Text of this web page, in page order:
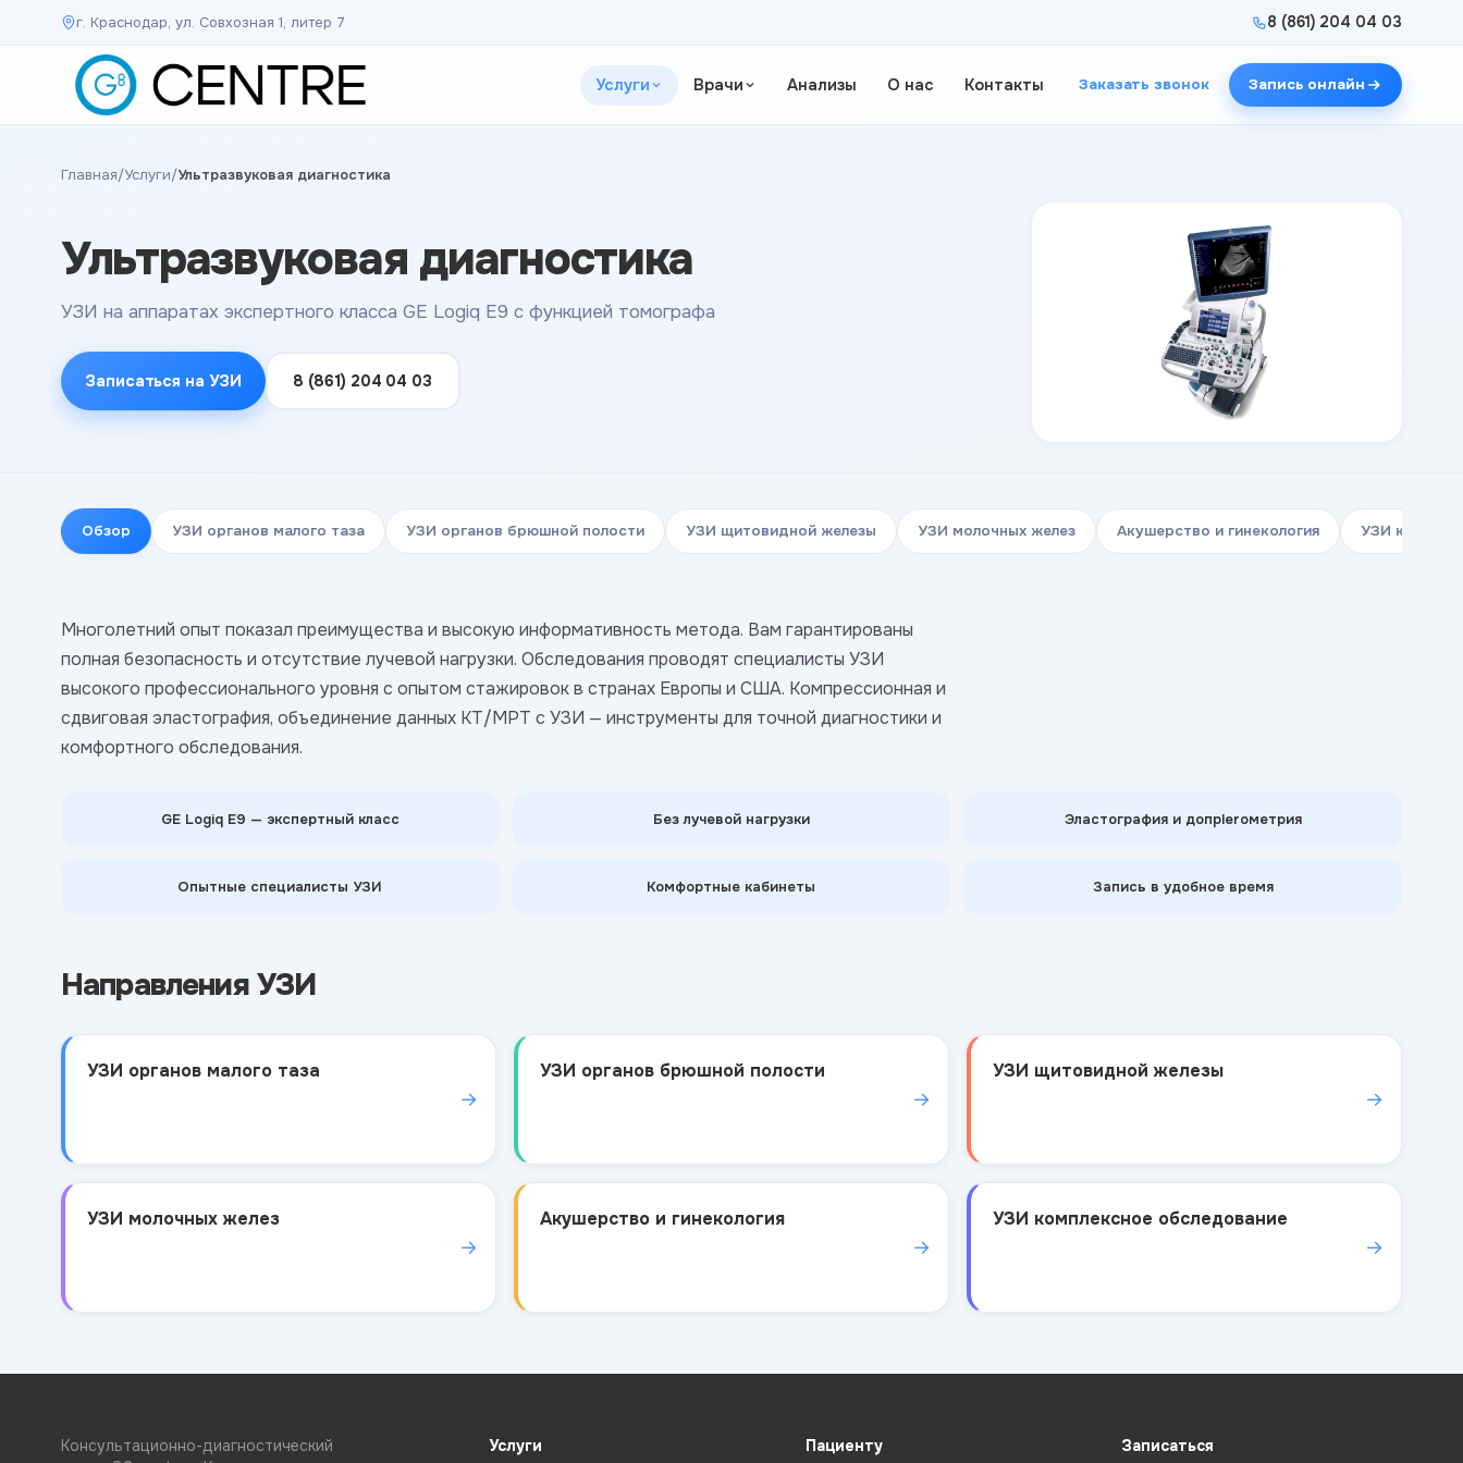
г. Краснодар, ул. Совхозная 1, литер 7 8 (861) 204 04 03
Услуги Врачи Анализы О нас Контакты Заказать звонок Запись онлайн
Главная/Услуги/Ультразвуковая диагностика
Ультразвуковая диагностика
УЗИ на аппаратах экспертного класса GE Logiq E9 с функцией томографа
Записаться на УЗИ 8 (861) 204 04 03
Обзор УЗИ органов малого таза УЗИ органов брюшной полости УЗИ щитовидной железы УЗИ молочных желез Акушерство и гинекология УЗИ
Многолетний опыт показал преимущества и высокую информативность метода. Вам гарантированы
полная безопасность и отсутствие лучевой нагрузки. Обследования проводят специалисты УЗИ
высокого профессионального уровня с опытом стажировок в странах Европы и США. Компрессионная и
сдвиговая эластография, объединение данных КТ/МРТ с УЗИ — инструменты для точной диагностики и
комфортного обследования.
GE Logiq E9 — экспертный класс Без лучевой нагрузки Эластография и допplerометрия
Опытные специалисты УЗИ Комфортные кабинеты Запись в удобное время
Направления УЗИ
УЗИ органов малого таза
→
УЗИ органов брюшной полости
→
УЗИ щитовидной железы
→
УЗИ молочных желез
→
Акушерство и гинекология
→
УЗИ комплексное обследование
→
Консультационно-диагностический
Услуги Пациенту Записаться